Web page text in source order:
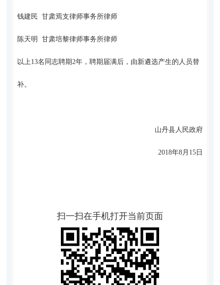
钱建民 甘肃焉支律师事务所律师
陈天明 甘肃培黎律师事务所律师
以上13名同志聘期2年，聘期届满后，由新遴选产生的人员替
补。
山丹县人民政府
2018年8月15日
扫一扫在手机打开当前页面